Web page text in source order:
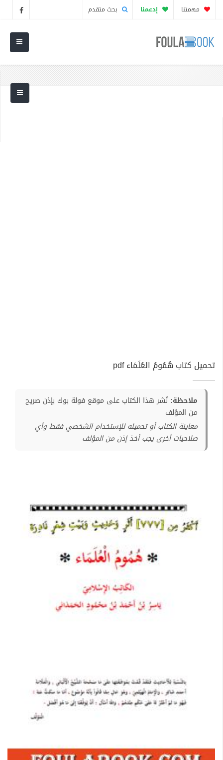
مهمتنا إدعمنا بحث متقدم
تحميل كتاب هُمُومُ العُلَمَاء pdf
ملاحظة: نُشر هذا الكتاب على موقع فولة بوك بإذن صريح
من المؤلف
معاينة الكتاب أو تحميله للإستخدام الشخصي فقط وأي
صلاحيات أخرى يجب أخذ إذن من المؤلف